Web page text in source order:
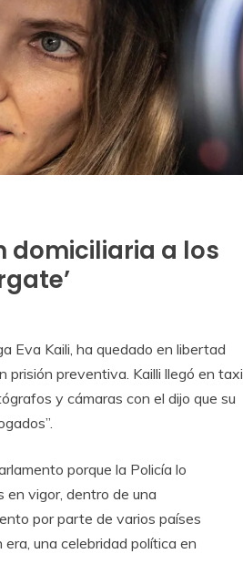
domiciliaria a los
Eva Kaili, ha quedado en libertad
prisión preventiva. Kailli llegó en taxi
y cámaras con el dijo que su
porque la Policía lo
en vigor, dentro de una
por parte de varios países
era, una celebridad política en